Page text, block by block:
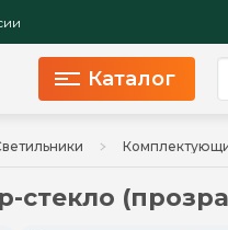
Каталог
стекло